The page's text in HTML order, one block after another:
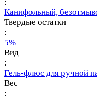
Канифольный,
Твердые остатки
:
5%
Вид
:
Гель-флюс для ручной
Вес
: